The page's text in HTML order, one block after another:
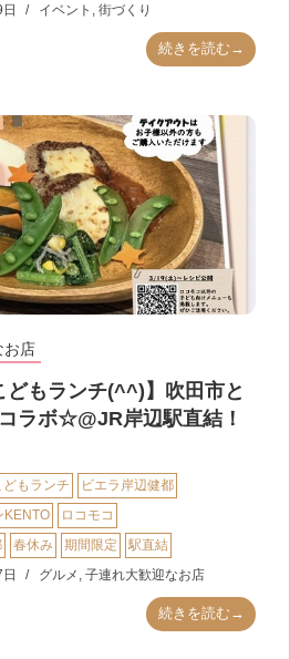
イベント 街づくり
続きを読む→
お店
どもランチ(^^)】吹田市と
ラボ☆@JR岸辺駅直結！
どもランチ
ビエラ岸辺健都
KENTO
ロコモコ
春休み 期間限定
駅直結
グルメ 子連れ大歓迎なお店
続きを読む→